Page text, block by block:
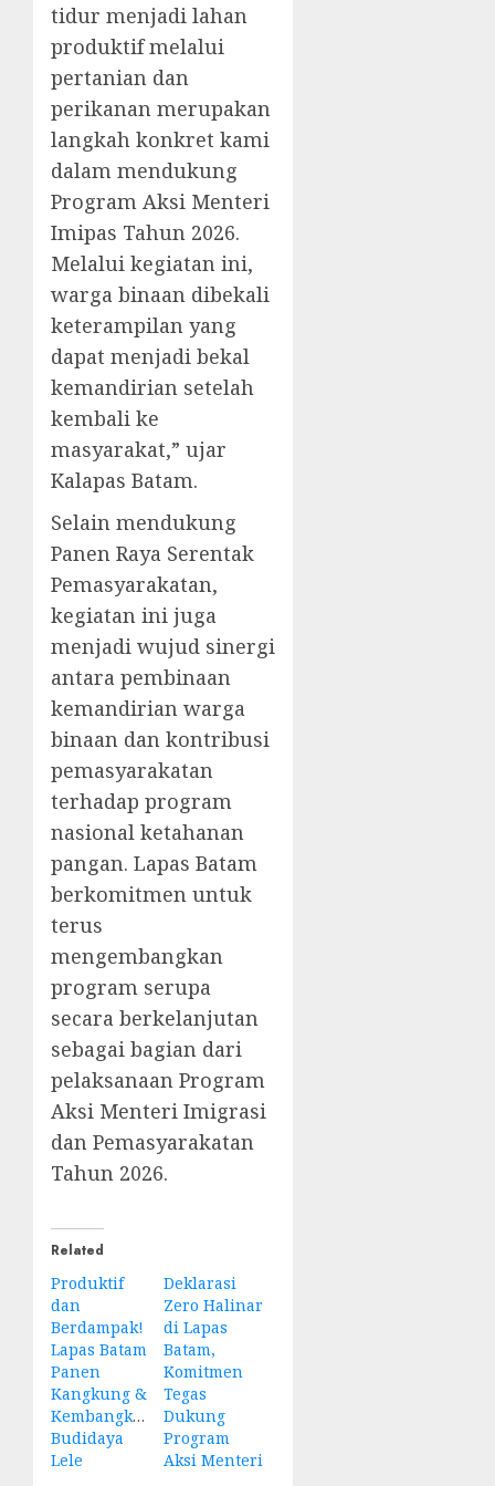
tidur menjadi lahan
produktif melalui
pertanian dan
perikanan merupakan
langkah konkret kami
dalam mendukung
Program Aksi Menteri
Imipas Tahun 2026.
Melalui kegiatan ini,
warga binaan dibekali
keterampilan yang
dapat menjadi bekal
kemandirian setelah
kembali ke
masyarakat,” ujar
Kalapas Batam.
Selain mendukung
Panen Raya Serentak
Pemasyarakatan,
kegiatan ini juga
menjadi wujud sinergi
antara pembinaan
kemandirian warga
binaan dan kontribusi
pemasyarakatan
terhadap program
nasional ketahanan
pangan. Lapas Batam
berkomitmen untuk
terus
mengembangkan
program serupa
secara berkelanjutan
sebagai bagian dari
pelaksanaan Program
Aksi Menteri Imigrasi
dan Pemasyarakatan
Tahun 2026.
Related
Produktif
dan
Berdampak!
Lapas Batam
Panen
Kangkung &
Kembangkan
Budidaya
Lele
Deklarasi
Zero Halinar
di Lapas
Batam,
Komitmen
Tegas
Dukung
Program
Aksi Menteri